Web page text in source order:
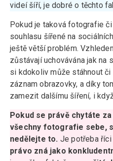
videí šíří, je dobré o těchto
Pokud je taková fotografie
souhlasu šířené na
ještě větší problém.
zůstávají uchovávána jak na
si kdokoliv může stáhnout
záznam obrazovky, a díky
zamezit dalšímu šíření, i
Pokud se právě chytáte
všechny fotografie sebe,
nedělejte to. Je potřeba říci
právo zná jako